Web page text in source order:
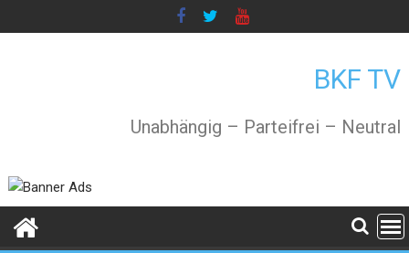
to
BKF TV
Unabhängig – Parteifrei – Neutral